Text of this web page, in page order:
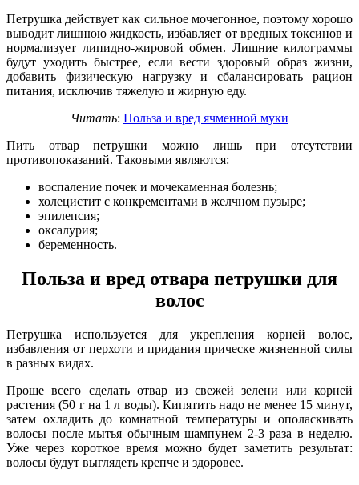
Петрушка действует как сильное мочегонное, поэтому хорошо
выводит лишнюю жидкость, избавляет от вредных токсинов и
нормализует липидно-жировой обмен. Лишние килограммы
будут уходить быстрее, если вести здоровый образ жизни,
добавить физическую нагрузку и сбалансировать рацион
питания, исключив тяжелую и жирную еду.
Читать: Польза и вред ячменной муки
Пить отвар петрушки можно лишь при отсутствии
противопоказаний. Таковыми являются:
воспаление почек и мочекаменная болезнь;
холецистит с конкрементами в желчном пузыре;
эпилепсия;
оксалурия;
беременность.
Польза и вред отвара петрушки для
волос
Петрушка используется для укрепления корней волос,
избавления от перхоти и придания прическе жизненной силы
в разных видах.
Проще всего сделать отвар из свежей зелени или корней
растения (50 г на 1 л воды). Кипятить надо не менее 15 минут,
затем охладить до комнатной температуры и ополаскивать
волосы после мытья обычным шампунем 2-3 раза в неделю.
Уже через короткое время можно будет заметить результат:
волосы будут выглядеть крепче и здоровее.